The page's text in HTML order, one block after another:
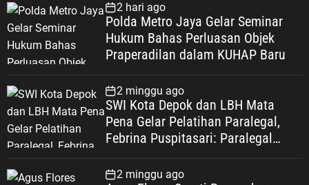
2 hari ago
Polda Metro Jaya Gelar Seminar
Hukum Bahas Perluasan Objek
Praperadilan dalam KUHAP Baru
2 minggu ago
SWI Kota Depok dan LBH Mata
Pena Gelar Pelatihan Paralegal,
Febrina Puspitasari: Paralegal
Keadilan Warga Depok
2 minggu ago